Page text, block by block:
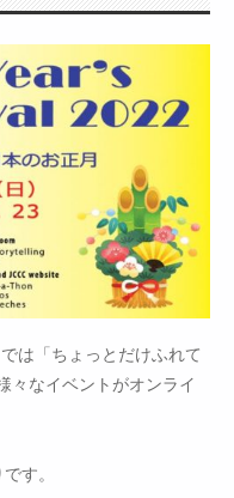
は「ちょっとだけふれて
なイベントがオンライ
す。